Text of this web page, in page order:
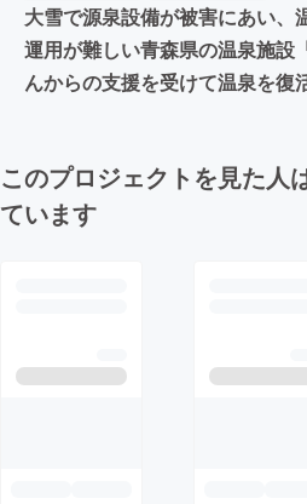
大雪で源泉設備が被害にあい、
運用が難しい青森県の温泉施設
んからの支援を受けて温泉を復
このプロジェクトを見た人
ています